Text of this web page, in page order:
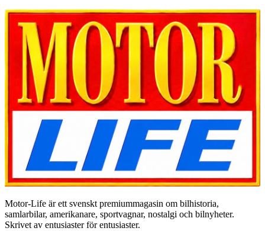
Motor-Life är ett svenskt premiummagasin om bilhistoria,
samlarbilar, amerikanare, sportvagnar, nostalgi och bilnyheter.
Skrivet av entusiaster för entusiaster.